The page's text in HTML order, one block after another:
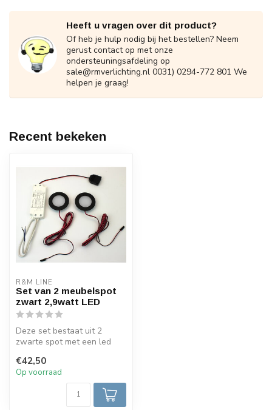
Heeft u vragen over dit product?
Of heb je hulp nodig bij het bestellen? Neem
gerust contact op met onze
ondersteuningsafdeling op
sale@rmverlichting.nl 0031) 0294-772 801 We
helpen je graag!
Recent bekeken
R&M LINE
Set van 2 meubelspot
zwart 2,9watt LED
Deze set bestaat uit 2
zwarte spot met een led
leverbaar
€42,50
Op voorraad